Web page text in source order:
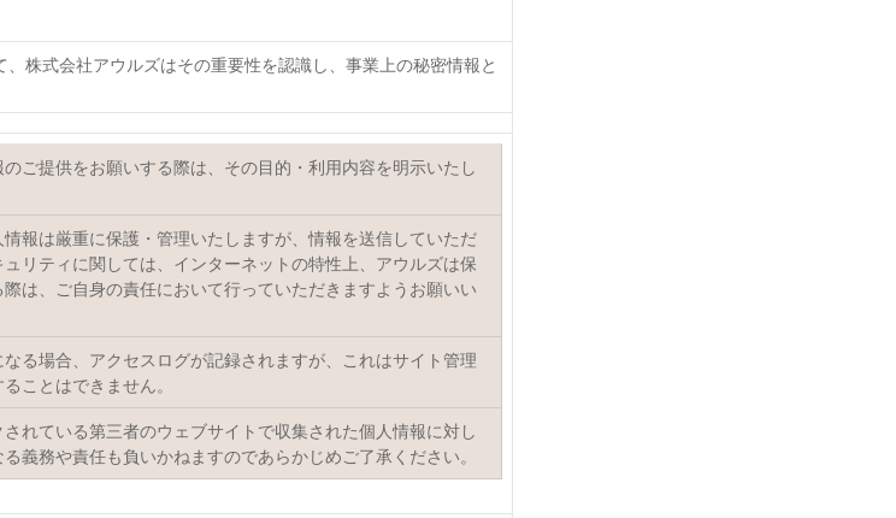
株式会社アウルズはその重要性を認識し、事業上の秘密情報と
ご提供をお願いする際は、その目的・利用内容を明示いたし
報は厳重に保護・管理いたしますが、情報を送信していただ
リティに関しては、インターネットの特性上、アウルズは保
は、ご自身の責任において行っていただきますようお願いい
る場合、アクセスログが記録されますが、これはサイト管理
ことはできません。
れている第三者のウェブサイトで収集された個人情報に対し
義務や責任も負いかねますのであらかじめご了承ください。